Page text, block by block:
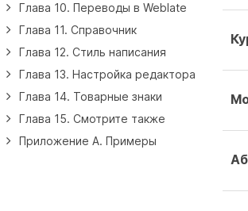
Глава 10. Переводы в Weblate
Глава 11. Справочник
Глава 12. Стиль написания
Глава 13. Настройка редактора
Глава 14. Товарные знаки
Глава 15. Смотрите также
Приложение A. Примеры